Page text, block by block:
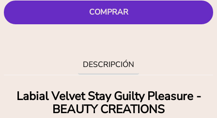
COMPRAR
DESCRIPCIÓN
Labial Velvet Stay Guilty Pleasure -
BEAUTY CREATIONS